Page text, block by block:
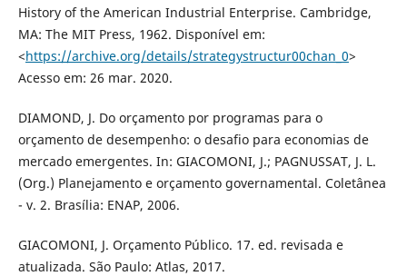
History of the American Industrial Enterprise. Cambridge,
MA: The MIT Press, 1962. Disponível em:
<https://archive.org/details/strategystructur00chan_0>
Acesso em: 26 mar. 2020.
DIAMOND, J. Do orçamento por programas para o
orçamento de desempenho: o desafio para economias de
mercado emergentes. In: GIACOMONI, J.; PAGNUSSAT, J. L.
(Org.) Planejamento e orçamento governamental. Coletânea
- v. 2. Brasília: ENAP, 2006.
GIACOMONI, J. Orçamento Público. 17. ed. revisada e
atualizada. São Paulo: Atlas, 2017.